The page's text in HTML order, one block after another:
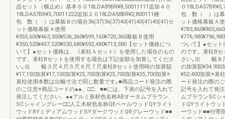
品セット（横止め）基本６０18LDA89BR¥8,50011111追加４０
18LDA57BR¥5,70011222追加２０18LDA58BR¥2,800111梱
包 数（ ）は幕板Ｂの場合36(37)36(37)40(41)40(41)40(41)セ
ット価格幕板Ａ使用
¥355,600¥463,300¥536,260¥599,160¥720,360幕板Ｂ使用
¥350,520¥457,520¥530,680¥592,480¥713,580【セット価格につ
いて】●セット価格は、《束柱Ａセット》を使用した場合のもの
です。束柱Bセットを使用する場合は下記金額を加算してくださ
い｡出 幅３尺４尺５尺６尺７尺束柱Bセット使用時の加算額
¥17,100加算¥17,100加算¥25,700加算¥25,700加算¥25,700加算※
束柱使用本数は出幅寸法で同じ数量です｡■商品コード発注の際
のご注意※商品コードの●●、□□、■■には、下表の記号を入れて
発注してください。●●アルミ形材色名称ABオータムブラウン
SCシャイングレー□□人工木材色名称QEペールウッドQYライト
ウッドRYミディアムウッドSYダークウッドQRグレーウッド■■
０
包 数（ ）は幕
ット価格幕板Ａ
ついて】●セット
のです。束柱Bセ
さい｡出 幅８尺
の加算額¥34,900
¥52,400加算※束
ード発注の際の
記号を入れて発
ムブラウンSCシ
ドQYライトウッ
ーウッド■■付帯